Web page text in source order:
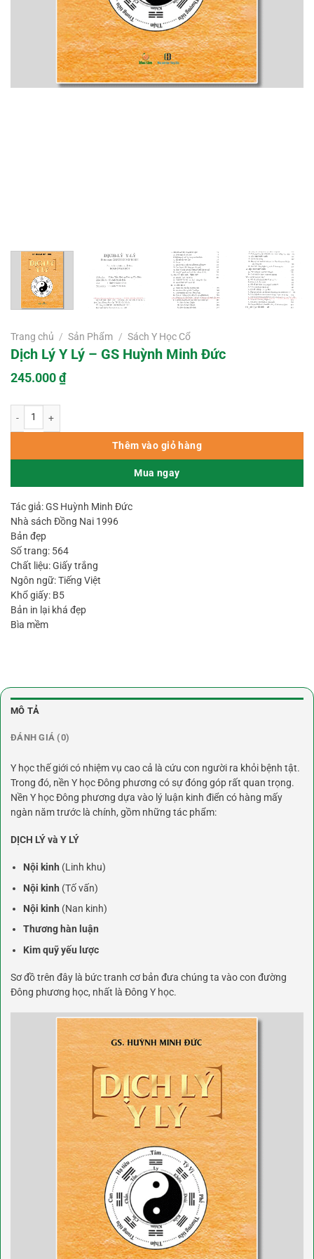
Trang chủ / Sản Phẩm / Sách Y Học Cổ
Dịch Lý Y Lý – GS Huỳnh Minh Đức
245.000₫
Thêm vào giỏ hàng
Mua ngay
Tác giả: GS Huỳnh Minh Đức
Nhà sách Đồng Nai 1996
Bản đẹp
Số trang: 564
Chất liệu: Giấy trắng
Ngôn ngữ: Tiếng Việt
Khổ giấy: B5
Bản in lại khá đẹp
Bìa mềm
MÔ TẢ
ĐÁNH GIÁ (0)
Y học thế giới có nhiệm vụ cao cả là cứu con người ra khỏi bệnh tật.
Trong đó, nền Y học Đông phương có sự đóng góp rất quan trọng.
Nền Y học Đông phương dựa vào lý luận kinh điển có hàng mấy
ngàn năm trước là chính, gồm những tác phẩm:
DỊCH LÝ và Y LÝ
Nội kinh (Linh khu)
Nội kinh (Tố vấn)
Nội kinh (Nan kinh)
Thương hàn luận
Kim quỹ yếu lược
Sơ đồ trên đây là bức tranh cơ bản đưa chúng ta vào con đường
Đông phương học, nhất là Đông Y học.